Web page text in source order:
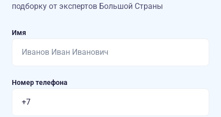
подборку от экспертов Большой Страны
Имя
Номер телефона